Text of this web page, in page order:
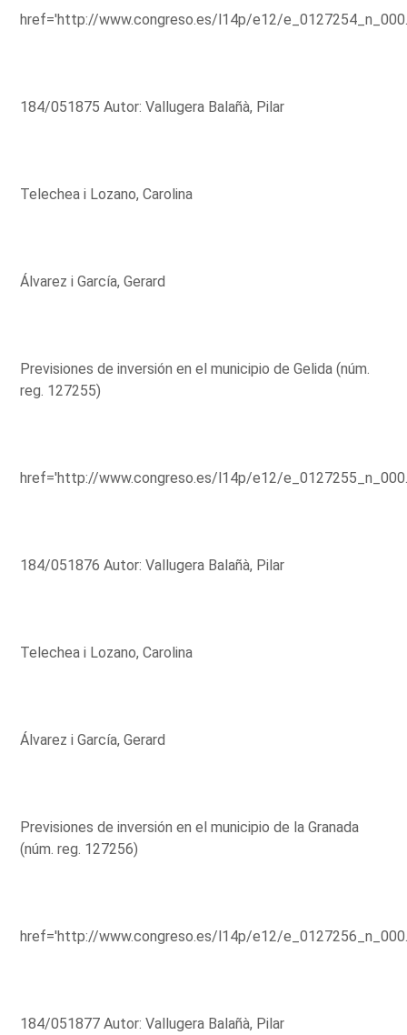
href='http://www.congreso.es/l14p/e12/
184/051875 Autor: Vallugera Balañà, Pilar
Telechea i Lozano, Carolina
Álvarez i García, Gerard
Previsiones de inversión en el municipio de Gelida (núm.
reg. 127255)
href='http://www.congreso.es/l14p/e12/
184/051876 Autor: Vallugera Balañà, Pilar
Telechea i Lozano, Carolina
Álvarez i García, Gerard
Previsiones de inversión en el municipio de la Granada
(núm. reg. 127256)
href='http://www.congreso.es/l14p/e12/
184/051877 Autor: Vallugera Balañà, Pilar